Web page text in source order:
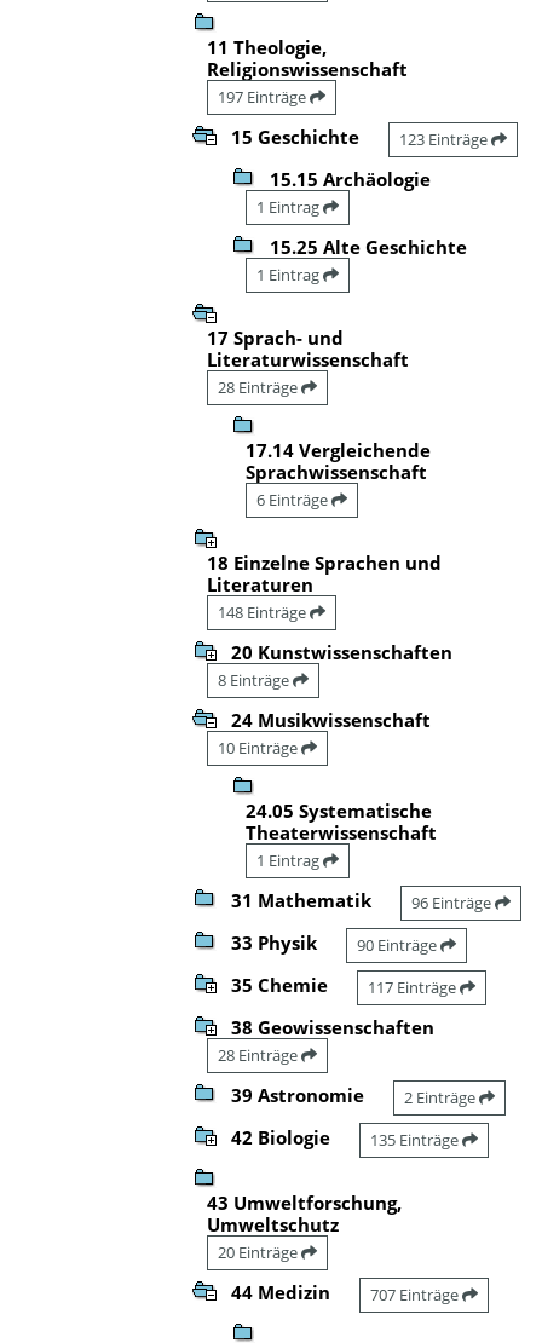
11 Theologie,
Religionswissenschaft
197 Einträge
15 Geschichte 123 Einträge
15.15 Archäologie
1 Eintrag
15.25 Alte Geschichte
1 Eintrag
17 Sprach- und
Literaturwissenschaft
28 Einträge
17.14 Vergleichende
Sprachwissenschaft
6 Einträge
18 Einzelne Sprachen und
Literaturen
148 Einträge
20 Kunstwissenschaften
8 Einträge
24 Musikwissenschaft
10 Einträge
24.05 Systematische
Theaterwissenschaft
1 Eintrag
31 Mathematik 96 Einträge
33 Physik 90 Einträge
35 Chemie 117 Einträge
38 Geowissenschaften
28 Einträge
39 Astronomie 2 Einträge
42 Biologie 135 Einträge
43 Umweltforschung,
Umweltschutz
20 Einträge
44 Medizin 707 Einträge